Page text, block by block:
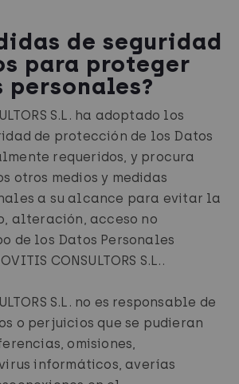
de seguridad
para proteger
personales?
S.L. ha adoptado los
de protección de los Datos
requeridos, y procura
otros medios y medidas
a su alcance para evitar la
alteración, acceso no
de los Datos Personales
CONSULTORS S.L..
S.L. no es responsable de
o perjuicios que se pudieran
omisiones,
informáticos, averías